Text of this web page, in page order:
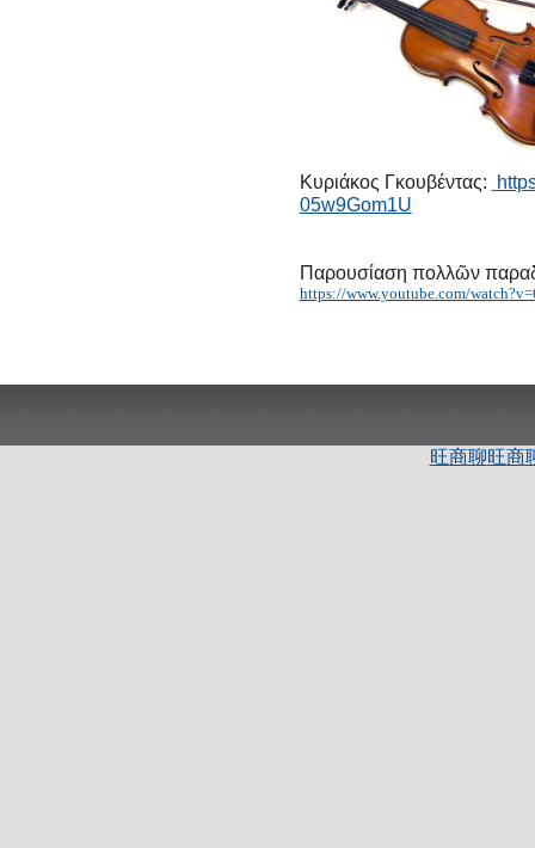
Κυριάκος Γκουβέντας:
05w9Gom1U
Παρουσίαση πολλῶν
https://www.youtube.com/
旺商聊旺商